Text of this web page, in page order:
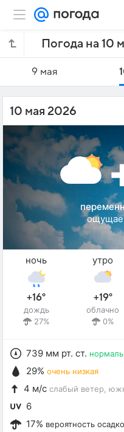
Погода на 10
9 мая
10 мая 2026
ночь
+16°
дождь
27%
утро
+19°
облачно
0%
739 мм рт. ст.
29% очень низкая
4 м/с слабый ветер ,
6
17% вероятность